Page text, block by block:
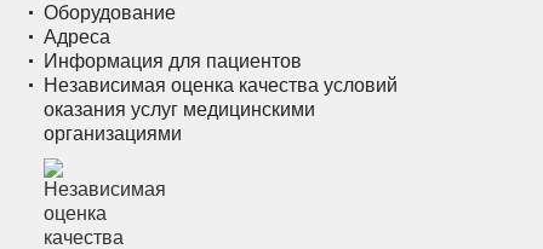
Оборудование
Адреса
Информация для пациентов
Независимая оценка качества условий
оказания услуг медицинскими
организациями